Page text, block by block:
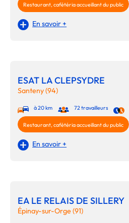
Restaurant, cafétéria accueillant du public
En savoir +
ESAT LA CLEPSYDRE
Santeny (94)
à 20 km 72 travailleurs
Restaurant, cafétéria accueillant du public
En savoir +
EA LE RELAIS DE SILLERY
Épinay-sur-Orge (91)